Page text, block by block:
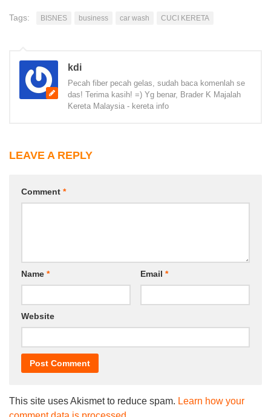
Tags: BISNES business car wash CUCI KERETA
kdi
Pecah fiber pecah gelas, sudah baca komenlah se
das! Terima kasih! =) Yg benar, Brader K Majalah
Kereta Malaysia - kereta info
LEAVE A REPLY
Comment *
Name * Email *
Website
This site uses Akismet to reduce spam. Learn how your